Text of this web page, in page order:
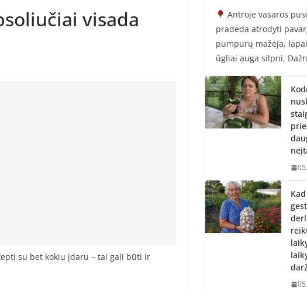
visada
su bet kokiu įdaru – tai gali būti ir
Antroje vasaros
pradeda atrodyti
pumpurų mažėja,
ūgliai auga silpni.